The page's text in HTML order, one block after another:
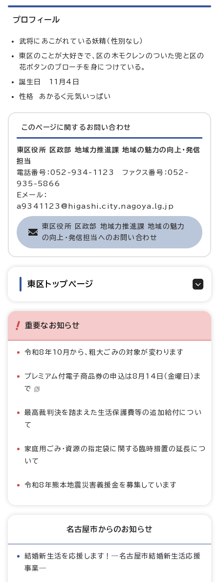
プロフィール
武将にあこがれている妖精（性別なし）
東区のことが大好きで、区の木モクレンのついた兜と区の
花ボタンのブローチを身につけている。
誕生日 11月4日
性格 あかるく元気いっぱい
このページに関する お問い合わせ
東区役所 区政部 地域力推進課 地域の魅力の向上・発信
担当
電話番号：052-934-1123 ファクス番号：052-
935-5866
Eメール：
a9341123@higashi.city.nagoya.lg.jp
東区役所 区政部 地域力推進課 地域の魅力
の向上・発信担当へのお問い合わせ
東区トップページ
重要なお知らせ
令和8年10月から、粗大ごみの対象が変わります
プレミアム付電子商品券の申込は8月14日（金曜日）ま
で
最高裁判決を踏まえた生活保護費等の追加給付につい
て
家庭用ごみ・資源の指定袋に関する臨時措置の延長につ
いて
令和8年熊本地震災害義援金を募集しています
名古屋市からのお知らせ
結婚新生活を応援します！―名古屋市結婚新生活応援
事業―